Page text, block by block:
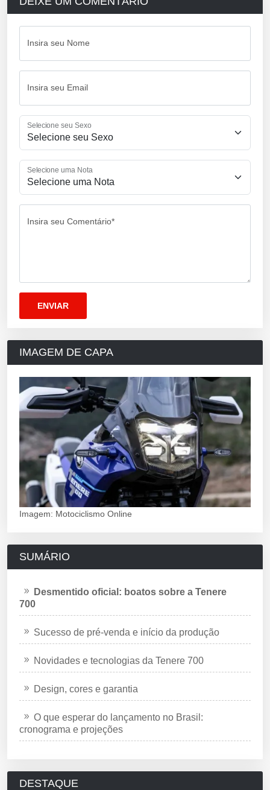
Insira seu Nome
Insira seu Email
Selecione seu Sexo
Selecione uma Nota
Insira seu Comentário*
IMAGEM DE CAPA
Imagem: Motociclismo Online
SUMÁRIO
Desmentido oficial: boatos sobre a Tenere
700
Sucesso de pré-venda e início da produção
Novidades e tecnologias da Tenere 700
Design, cores e garantia
O que esperar do lançamento no Brasil:
cronograma e projeções
DESTAQUE